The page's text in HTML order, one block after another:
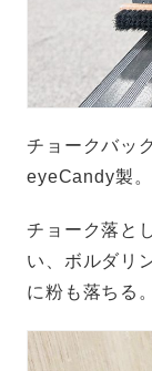
チョークバッ
eyeCandy製。
チョーク落と
い、ボルダリ
に粉も落ちる。